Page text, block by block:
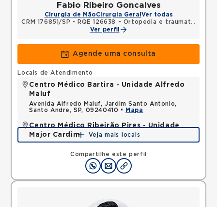
Fabio Ribeiro Goncalves
Cirurgia de MãoCirurgia Geral Ver todas
CRM 176851/SP • RQE 126638 - Ortopedia e traumatologia
Ver perfil
Agende uma consulta
Compartilhe este perfil
Locais de Atendimento
Centro Médico Bartira - Unidade Alfredo
Maluf
Avenida Alfredo Maluf, Jardim Santo Antonio,
Santo Andre, SP, 09240410 •
Mapa
Centro Médico Ribeirão Pires - Unidade
Major Cardim
Rua Major Cardim, Suissa, Ribeirao Pires, SP,
Mapa
Veja mais locais